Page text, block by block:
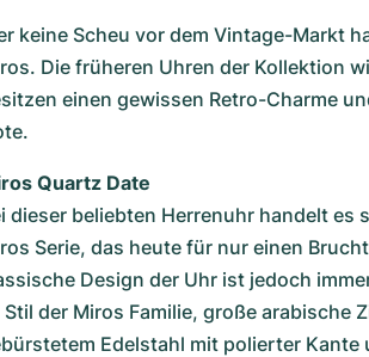
keine Scheu vor dem Vintage-Markt
Die früheren Uhren der Kollektion
einen gewissen Retro-Charme
Quartz Date
dieser beliebten Herrenuhr handelt es
Serie, das heute für nur einen
Design der Uhr ist jedoch
Stil der Miros Familie, große arabische
Edelstahl mit polierter